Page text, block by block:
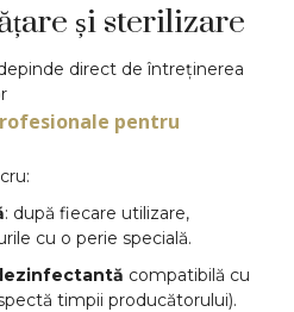
și sterilizare
direct de întreținerea
pentru
: după fiecare utilizare,
cu o perie specială.
compatibilă cu
timpii producătorului).